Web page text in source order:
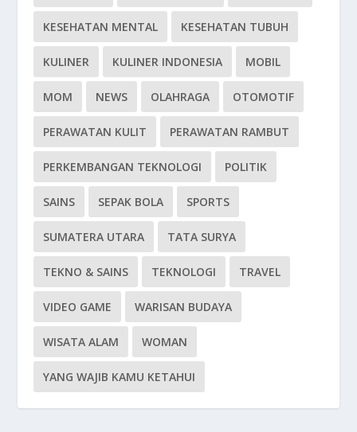
KESEHATAN MENTAL KESEHATAN TUBUH
KULINER KULINER INDONESIA MOBIL
MOM NEWS OLAHRAGA OTOMOTIF
PERAWATAN KULIT PERAWATAN RAMBUT
PERKEMBANGAN TEKNOLOGI POLITIK
SAINS SEPAK BOLA SPORTS
SUMATERA UTARA TATA SURYA
TEKNO & SAINS TEKNOLOGI TRAVEL
VIDEO GAME WARISAN BUDAYA
WISATA ALAM WOMAN
YANG WAJIB KAMU KETAHUI